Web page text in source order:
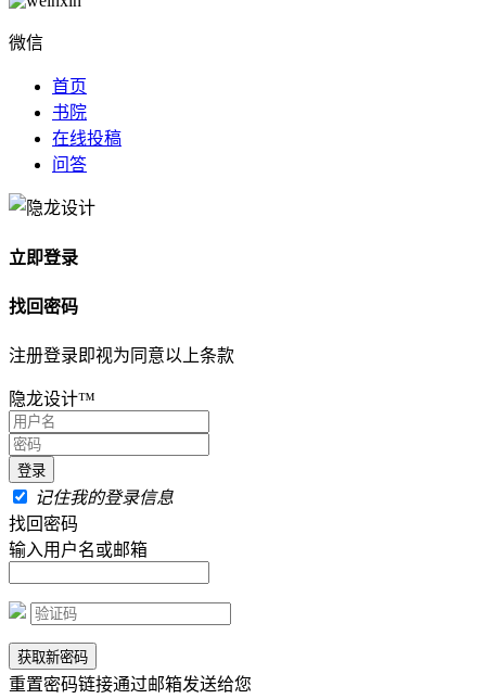
微信
首页
书院
在线投稿
问答
立即登录
找回密码
注册登录即视为同意以上条款
隐龙设计™
记住我的登录信息
找回密码
输入用户名或邮箱
重置密码链接通过邮箱发送给您